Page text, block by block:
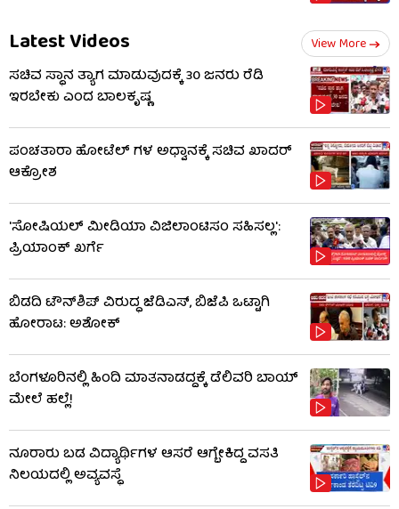
Latest Videos View More
ಸಚಿವ ಸ್ಥಾನ ತ್ಯಾಗ ಮಾಡುವುದಕ್ಕೆ 30 ಜನರು ರೆಡಿ
ಇರಬೇಕು ಎಂದ ಬಾಲಕೃಷ್ಣ
ಪಂಚತಾರಾ ಹೋಟೆಲ್ ಗಳ ಅಧ್ವಾನಕ್ಕೆ ಸಚಿವ ಖಾದರ್
ಆಕ್ರೋಶ
'ಸೋಷಿಯಲ್ ಮೀಡಿಯಾ ವಿಜಿಲಾಂಟಿಸಂ ಸಹಿಸಲ್ಲ':
ಪ್ರಿಯಾಂಕ್ ಖರ್ಗೆ
ಬಿಡದಿ ಟೌನ್​ಶಿಪ್ ವಿರುದ್ಧ ಜೆಡಿಎಸ್, ಬಿಜೆಪಿ ಒಟ್ಟಾಗಿ
ಹೋರಾಟ: ಅಶೋಕ್
ಬೆಂಗಳೂರಿನಲ್ಲಿ ಹಿಂದಿ ಮಾತನಾಡದ್ದಕ್ಕೆ ಡೆಲಿವರಿ ಬಾಯ್
ಮೇಲೆ ಹಲ್ಲೆ!
ನೂರಾರು ಬಡ ವಿದ್ಯಾರ್ಥಿಗಳ ಆಸರೆ ಆಗ್ಬೇಕಿದ್ದ ವಸತಿ
ನಿಲಯದಲ್ಲಿ ಅವ್ಯವಸ್ಥೆ